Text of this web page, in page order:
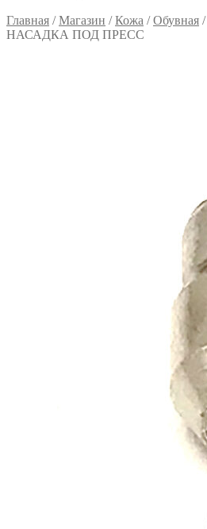
Главная /Магазин /Кожа /Обувная /
НАСАДКА ПОД ПРЕСС